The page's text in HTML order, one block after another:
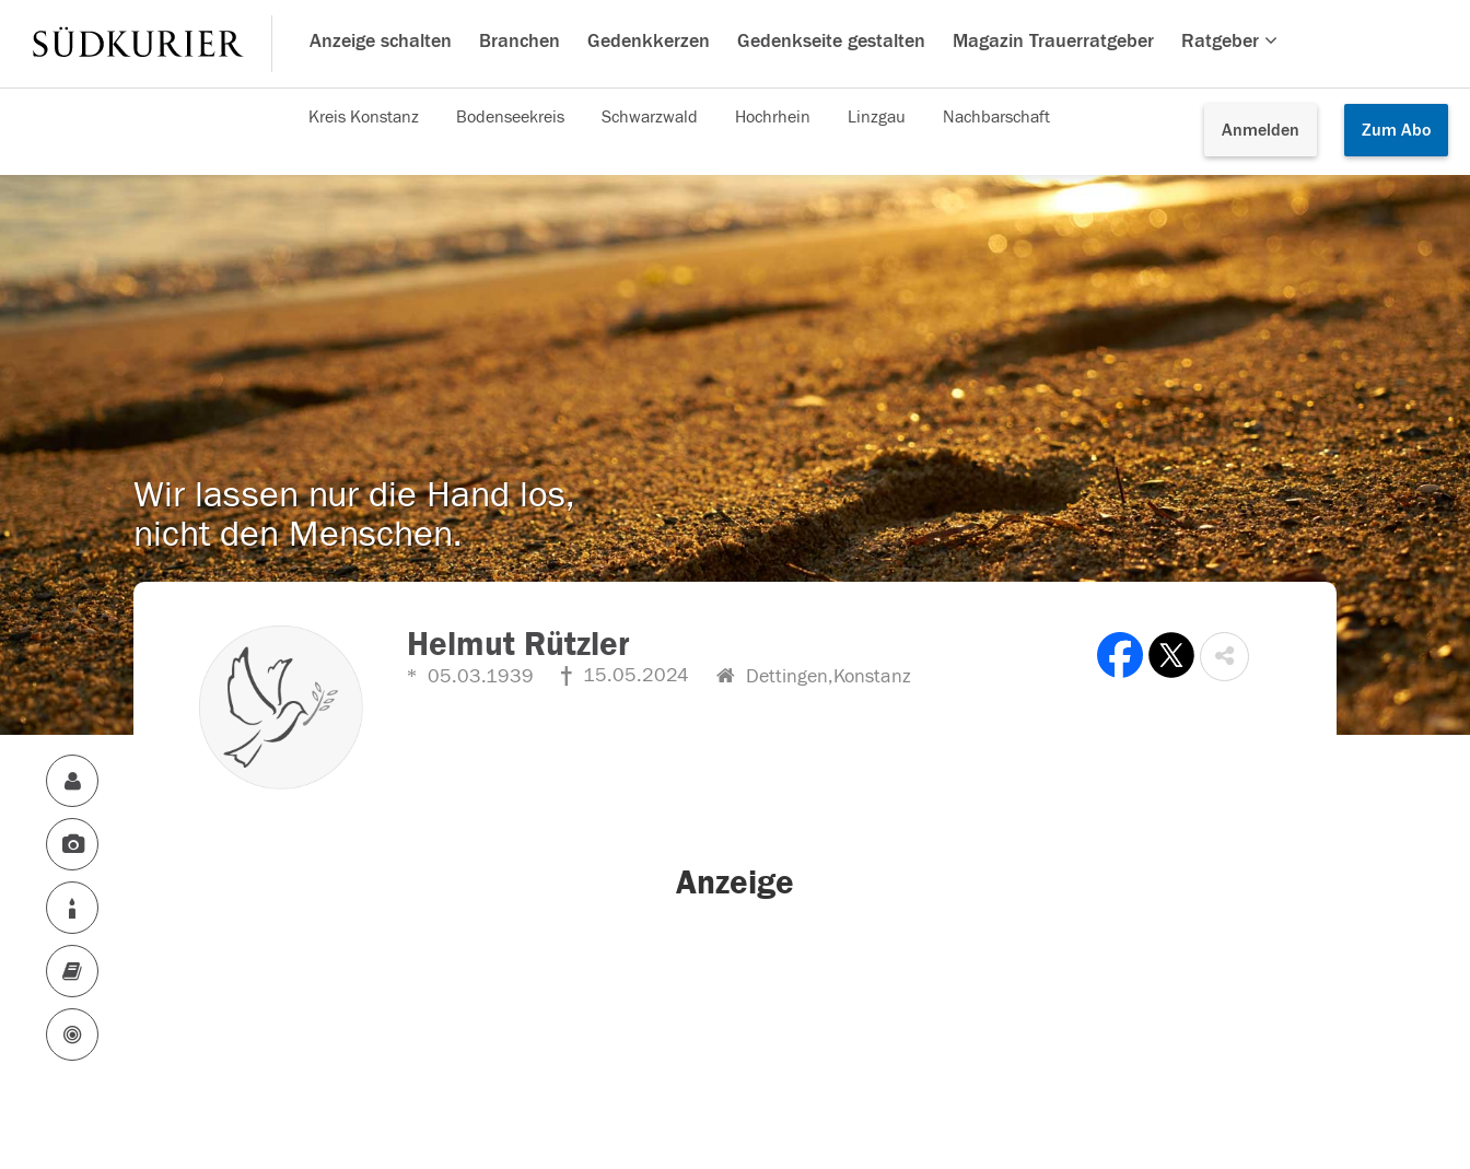
Anzeige schalten Branchen Gedenkkerzen Gedenkseite gestalten Magazin Trauerratgeber Ratgeber
Anmelden Zum Abo
Kreis Konstanz Bodenseekreis Schwarzwald Hochrhein Linzgau Nachbarschaft
Wir lassen nur die Hand los,
nicht den Menschen.
Helmut Rützler
05.03.1939 15.05.2024 Dettingen,Konstanz
Anzeige